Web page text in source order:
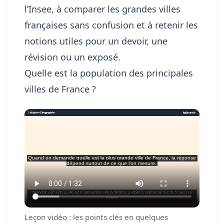
l’Insee, à comparer les grandes villes
françaises sans confusion et à retenir les
notions utiles pour un devoir, une
révision ou un exposé.
Quelle est la population des principales
villes de France ?
Leçon vidéo : les points clés en quelques